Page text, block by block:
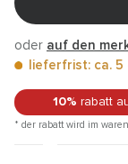
oder auf den
lieferfrist: ca. 5
10% rabatt
* der rabatt wird im